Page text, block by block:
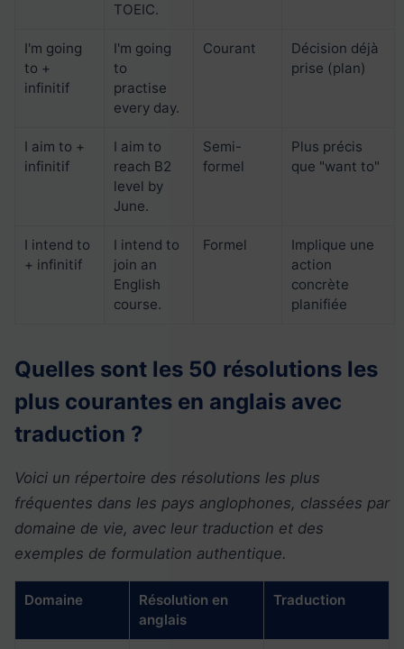
TOEIC.
I'm going
to +
infinitif
I'm going
to
practise
every day.
Courant
Décision déjà
prise (plan)
I aim to +
infinitif
I aim to
reach B2
level by
June.
Semi-
formel
Plus précis
que "want to"
I intend to
+ infinitif
I intend to
join an
English
course.
Formel
Implique une
action
concrète
planifiée
Quelles sont les 50 résolutions les
plus courantes en anglais avec
traduction ?
Voici un répertoire des résolutions les plus
fréquentes dans les pays anglophones, classées par
domaine de vie, avec leur traduction et des
exemples de formulation authentique.
Domaine
Résolution en
anglais
Traduction